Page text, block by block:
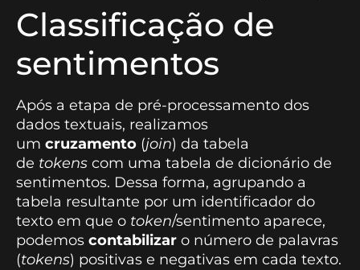
Classificação de
sentimentos
Após a etapa de pré-processamento dos
dados textuais, realizamos
um cruzamento (join) da tabela
de tokens com uma tabela de dicionário de
sentimentos. Dessa forma, agrupando a
tabela resultante por um identificador do
texto em que o token/sentimento aparece,
podemos contabilizar o número de palavras
(tokens) positivas e negativas em cada texto.